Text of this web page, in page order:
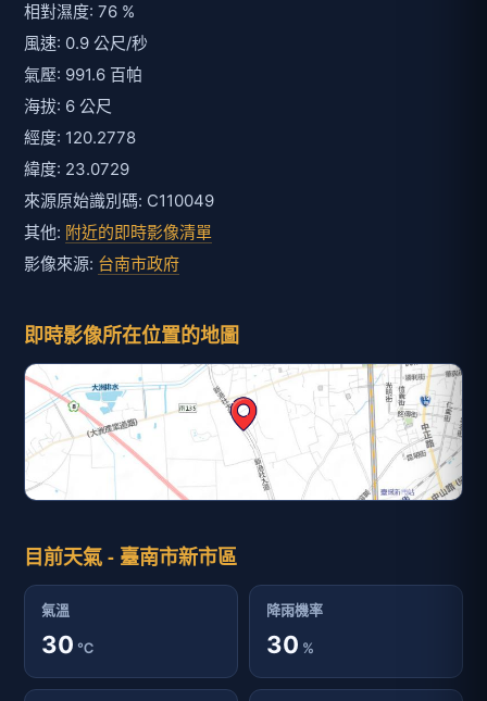
相對濕度: 76 %
風速: 0.9 公尺/秒
氣壓: 991.6 百帕
海拔: 6 公尺
經度: 120.2778
緯度: 23.0729
來源原始識別碼: C110049
其他: 附近的即時影像清單
影像來源: 台南市政府
即時影像所在位置的地圖
目前天氣 - 臺南市新市區
氣溫
30 ℃
降雨機率
30 %